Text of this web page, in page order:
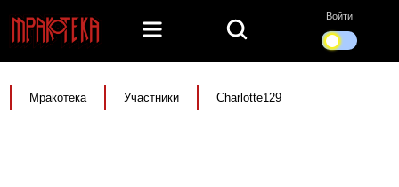
Войти
Мракотека Участники Charlotte129